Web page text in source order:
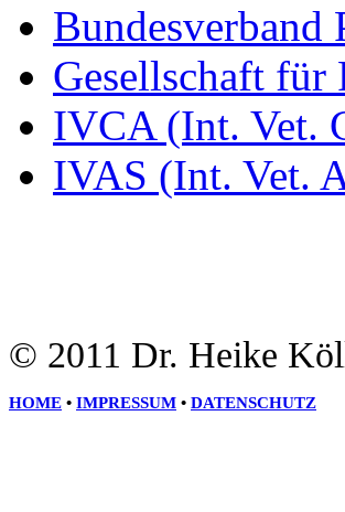
Bundesverband
Gesellschaft für
IVCA (Int. Vet.
IVAS (Int. Vet.
© 2011 Dr. Heike
HOME • IMPRESSUM • DATENSCHUTZ